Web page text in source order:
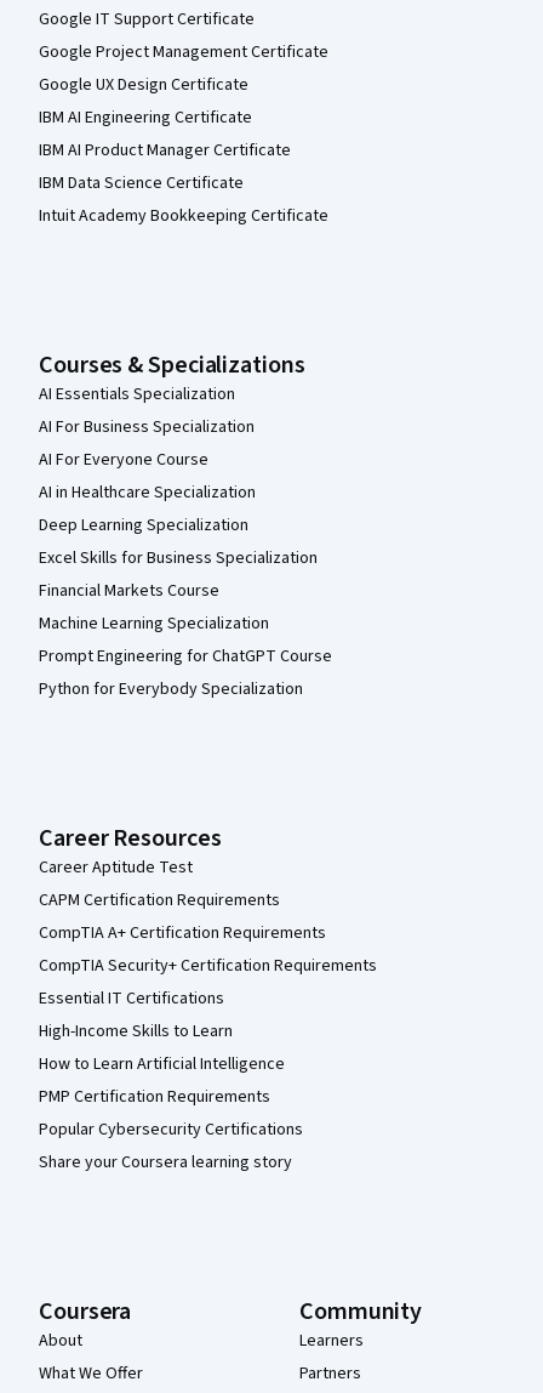
Google IT Support Certificate
Google Project Management Certificate
Google UX Design Certificate
IBM AI Engineering Certificate
IBM AI Product Manager Certificate
IBM Data Science Certificate
Intuit Academy Bookkeeping Certificate
Courses & Specializations
AI Essentials Specialization
AI For Business Specialization
AI For Everyone Course
AI in Healthcare Specialization
Deep Learning Specialization
Excel Skills for Business Specialization
Financial Markets Course
Machine Learning Specialization
Prompt Engineering for ChatGPT Course
Python for Everybody Specialization
Career Resources
Career Aptitude Test
CAPM Certification Requirements
CompTIA A+ Certification Requirements
CompTIA Security+ Certification Requirements
Essential IT Certifications
High-Income Skills to Learn
How to Learn Artificial Intelligence
PMP Certification Requirements
Popular Cybersecurity Certifications
Share your Coursera learning story
Coursera
About
What We Offer
Community
Learners
Partners